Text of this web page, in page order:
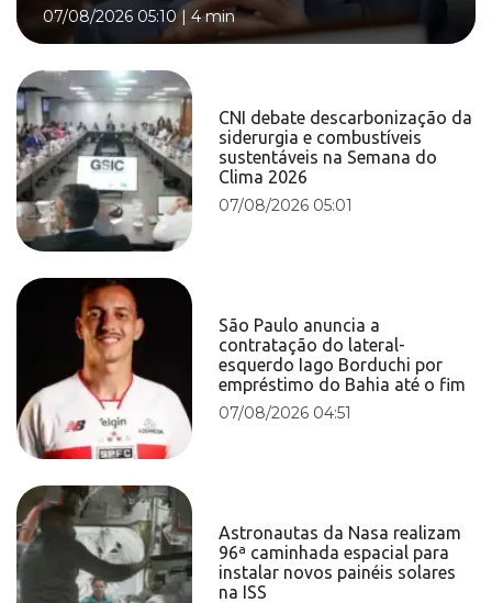
07/08/2026 05:10| 4 min
CNI debate descarbonização da
siderurgia e combustíveis
sustentáveis na Semana do
Clima 2026
07/08/2026 05:01
São Paulo anuncia a
contratação do lateral-
esquerdo Iago Borduchi por
empréstimo do Bahia até o fim
07/08/2026 04:51
Astronautas da Nasa realizam
96ª caminhada espacial para
instalar novos painéis solares
na ISS